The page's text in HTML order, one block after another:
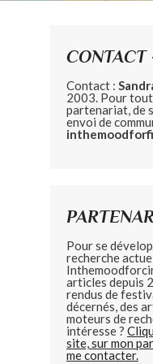
Contact :
2003. Pour
partenariat, de
envoi de
Pour se
recherche
articles depuis
rendus de
décernés, des
moteurs de
intéresse ?
site, sur mon
me contacter.